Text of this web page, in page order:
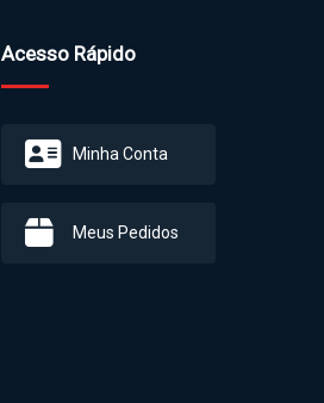
Acesso Rápido
Minha Conta
Meus Pedidos